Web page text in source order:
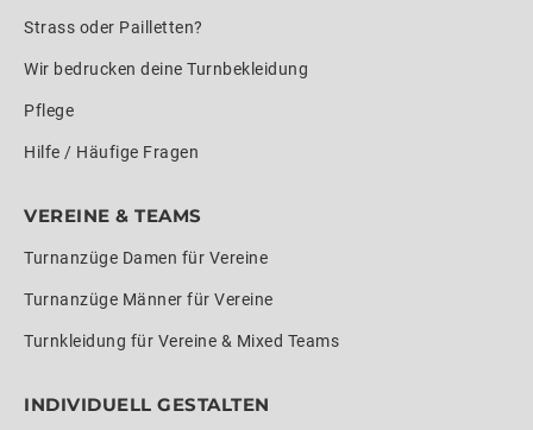
Strass oder Pailletten?
Wir bedrucken deine Turnbekleidung
Pflege
Hilfe / Häufige Fragen
VEREINE & TEAMS
Turnanzüge Damen für Vereine
Turnanzüge Männer für Vereine
Turnkleidung für Vereine & Mixed Teams
INDIVIDUELL GESTALTEN